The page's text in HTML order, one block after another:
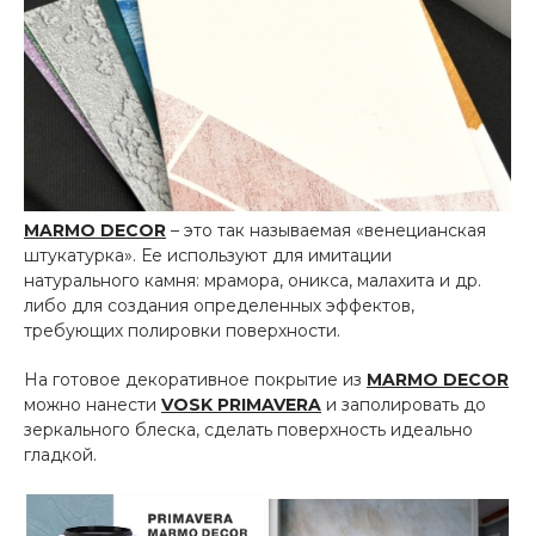
MARMO DECOR – это так называемая «венецианская
штукатурка». Ее используют для имитации
натурального камня: мрамора, оникса, малахита и др.
либо для создания определенных эффектов,
требующих полировки поверхности.
На готовое декоративное покрытие из MARMO DECOR
можно нанести VOSK PRIMAVERA и заполировать до
зеркального блеска, сделать поверхность идеально
гладкой.